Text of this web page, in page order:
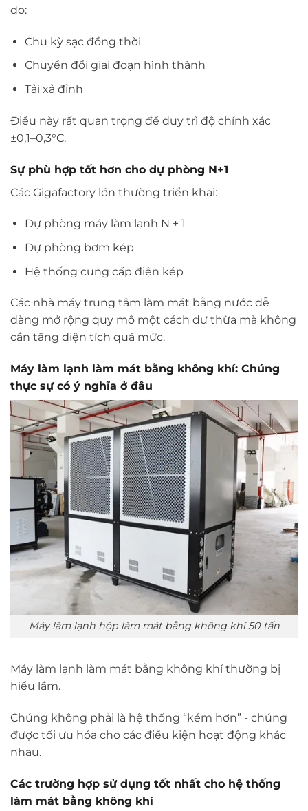
do:
Chu kỳ sạc đồng thời
Chuyển đổi giai đoạn hình thành
Tải xả đỉnh
Điều này rất quan trọng để duy trì độ chính xác
±0,1–0,3°C.
Sự phù hợp tốt hơn cho dự phòng N+1
Các Gigafactory lớn thường triển khai:
Dự phòng máy làm lạnh N + 1
Dự phòng bơm kép
Hệ thống cung cấp điện kép
Các nhà máy trung tâm làm mát bằng nước dễ
dàng mở rộng quy mô một cách dư thừa mà không
cần tăng diện tích quá mức.
Máy làm lạnh làm mát bằng không khí: Chúng
thực sự có ý nghĩa ở đâu
Máy làm lạnh hộp làm mát bằng không khí 50 tấn
Máy làm lạnh làm mát bằng không khí thường bị
hiểu lầm.
Chúng không phải là hệ thống “kém hơn” - chúng
được tối ưu hóa cho các điều kiện hoạt động khác
nhau.
Các trường hợp sử dụng tốt nhất cho hệ thống
làm mát bằng không khí